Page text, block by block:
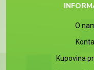
O
Kupovina